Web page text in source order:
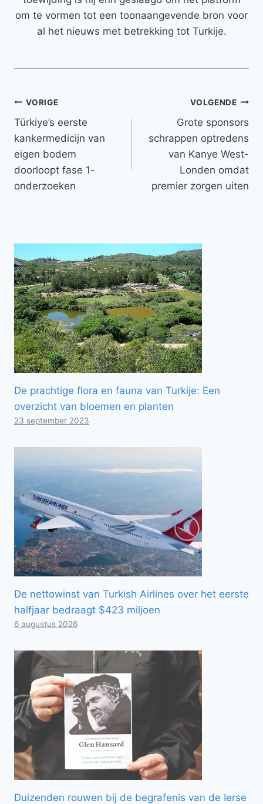
om te vormen tot een toonaangevende bron voor
al het nieuws met betrekking tot Turkije.
Bericht
navigatie
VORIGE
Türkiye’s eerste
kankermedicijn van
eigen bodem
doorloopt fase 1-
onderzoeken
VOLGENDE
Grote sponsors
schrappen optredens
van Kanye West-
Londen omdat
premier zorgen uiten
De prachtige flora en fauna van Turkije: Een
overzicht van bloemen en planten
23 september 2023
De nettowinst van Turkish Airlines over het eerste
halfjaar bedraagt ​​$423 miljoen
6 augustus 2026
Duizenden rouwen bij de begrafenis van de Ierse